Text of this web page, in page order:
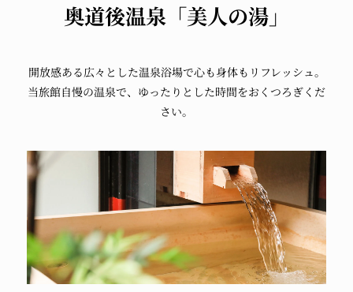
奥道後温泉「美人の湯」
開放感ある広々とした温泉浴場で心も身体もリフレッシュ。
当旅館自慢の温泉で、 ゆったりとした時間をおくつろぎくだ
さい。